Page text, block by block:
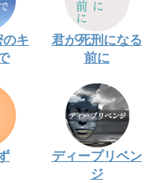
キ
君が死刑になる
前に
ディープリベン
ジ